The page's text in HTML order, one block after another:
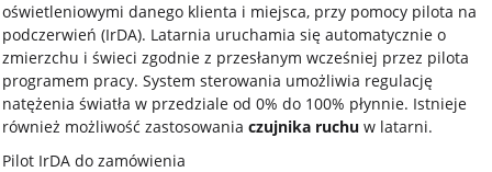
oświetleniowymi danego klienta i miejsca, przy pomocy pilota na
podczerwień (IrDA). Latarnia uruchamia się automatycznie o
zmierzchu i świeci zgodnie z przesłanym wcześniej przez pilota
programem pracy. System sterowania umożliwia regulację
natężenia światła w przedziale od 0% do 100% płynnie. Istnieje
również możliwość zastosowaniaczujnika ruchuw latarni.
Pilot IrDA do zamówienia